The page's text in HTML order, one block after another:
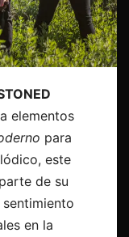
elementos
para
este
de su
en la